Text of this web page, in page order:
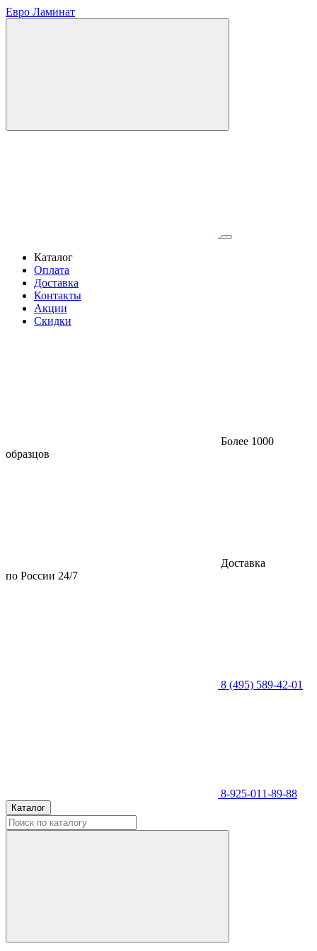
Евро Ламинат
Каталог
Оплата
Доставка
Контакты
Акции
Скидки
Более 1000
образцов
Доставка
по России 24/7
8 (495) 589-42-01
8-925-011-89-88
Каталог